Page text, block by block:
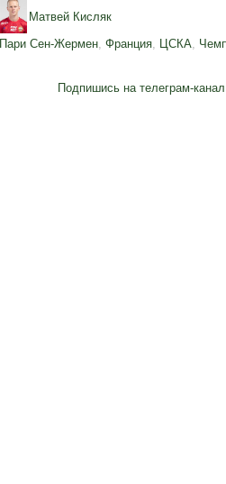
Матвей Кисляк
Пари Сен-Жермен, Франция, ЦСКА,
Подпишись на телеграм-